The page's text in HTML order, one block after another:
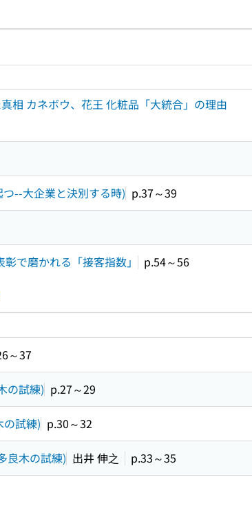
相 カネボウ、花王 化粧品「大統合」の理由
--大企業と決別する時) p.37～39
で磨かれる「接客指数」 p.54～56
～37
の試練) p.27～29
試練) p.30～32
良木の試練) 出井 伸之 p.33～35